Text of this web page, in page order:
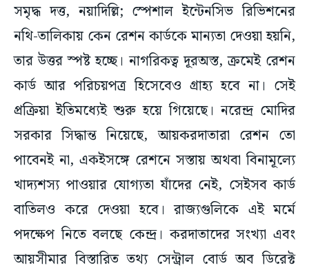
সমৃদ্ধ দত্ত, নয়াদিল্লি; স্পেশাল ইন্টেনসিভ রিভিশনের
নথি-তালিকায় কেন রেশন কার্ডকে মান্যতা দেওয়া হয়নি,
তার উত্তর স্পষ্ট হচ্ছে। নাগরিকত্ব দূরঅস্ত, ক্রমেই রেশন
কার্ড আর পরিচয়পত্র হিসেবেও গ্রাহ্য হবে না। সেই
প্রক্রিয়া ইতিমধ্যেই শুরু হয়ে গিয়েছে। নরেন্দ্র মোদির
সরকার সিদ্ধান্ত নিয়েছে, আয়করদাতারা রেশন তো
পাবেনই না, একইসঙ্গে রেশনে সস্তায় অথবা বিনামূল্যে
খাদ্যশস্য পাওয়ার যোগ্যতা যাঁদের নেই, সেইসব কার্ড
বাতিলও করে দেওয়া হবে। রাজ্যগুলিকে এই মর্মে
পদক্ষেপ নিতে বলছে কেন্দ্র। করদাতাদের সংখ্যা এবং
আয়সীমার বিস্তারিত তথ্য সেন্ট্রাল বোর্ড অব ডিরেক্ট